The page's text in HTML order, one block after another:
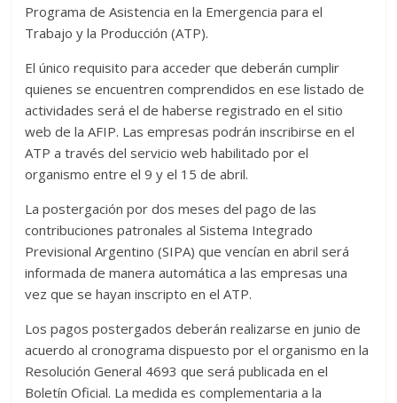
Programa de Asistencia en la Emergencia para el
Trabajo y la Producción (ATP).
El único requisito para acceder que deberán cumplir
quienes se encuentren comprendidos en ese listado de
actividades será el de haberse registrado en el sitio
web de la AFIP. Las empresas podrán inscribirse en el
ATP a través del servicio web habilitado por el
organismo entre el 9 y el 15 de abril.
La postergación por dos meses del pago de las
contribuciones patronales al Sistema Integrado
Previsional Argentino (SIPA) que vencían en abril será
informada de manera automática a las empresas una
vez que se hayan inscripto en el ATP.
Los pagos postergados deberán realizarse en junio de
acuerdo al cronograma dispuesto por el organismo en la
Resolución General 4693 que será publicada en el
Boletín Oficial. La medida es complementaria a la